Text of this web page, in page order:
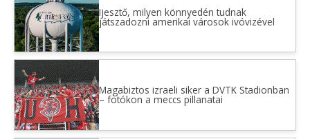
Ijesztő, milyen könnyedén tudnak
játszadozni amerikai városok ivóvizével
Magabiztos izraeli siker a DVTK Stadionban
– fotókon a meccs pillanatai